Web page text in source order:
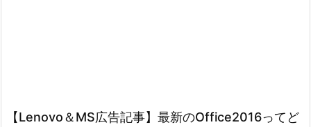
【Lenovo＆MS広告記事】最新のOffice2016ってど